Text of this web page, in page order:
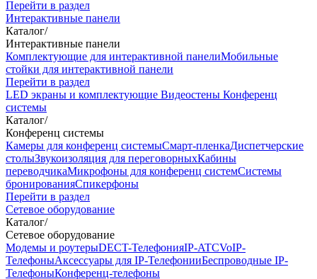
Перейти в раздел
Интерактивные панели
Каталог/
Интерактивные панели
Комплектующие для интерактивной панелиМобильные
стойки для интерактивной панели
Перейти в раздел
LED экраны и комплектующие Видеостены Конференц
системы
Каталог/
Конференц системы
Камеры для конференц системыCмарт-пленкаДиспетчерские
столыЗвукоизоляция для переговорныхКабины
переводчикаМикрофоны для конференц системСистемы
бронированияСпикерфоны
Перейти в раздел
Сетевое оборудование
Каталог/
Сетевое оборудование
Модемы и роутерыDECT-ТелефонияIP-ATCVoIP-
ТелефоныАксессуары для IP-ТелефонииБеспроводные IP-
ТелефоныКонференц-телефоны